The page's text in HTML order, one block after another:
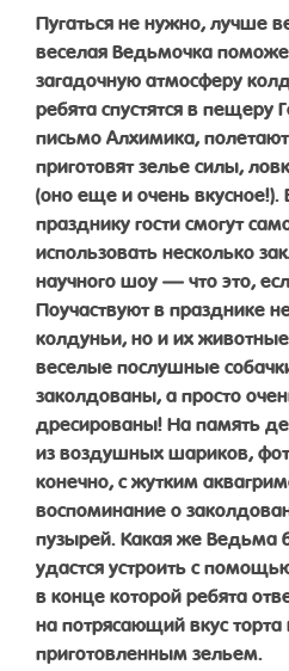
Пугаться не нужно, лучше
веселая Ведьмочка
загадочную атмосферу
ребята спустятся в пещеру
письмо Алхимика,
приготовят зелье силы,
(оно еще и очень
празднику гости смогут
использовать несколько
научного шоу — что это,
Поучаствуют в празднике
колдуньи, но и их
веселые послушные
заколдованы, а просто
дресированы! На память
из воздушных шариков,
конечно, с жутким
воспоминание о
пузырей. Какая же Ведьма
удастся устроить с
в конце которой ребята
на потрясающий вкус
приготовленным зельем.